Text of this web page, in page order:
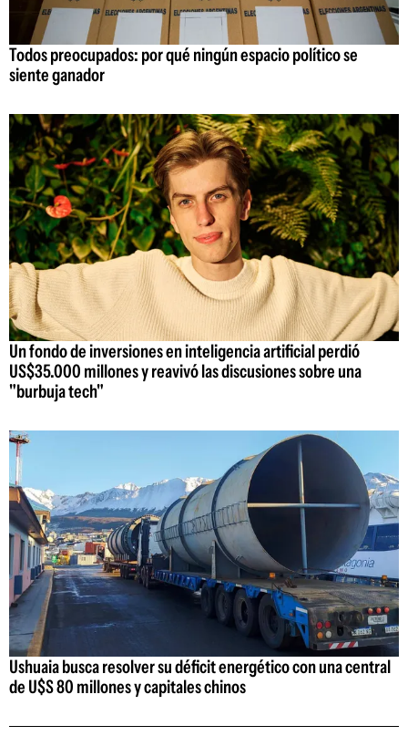
Todos preocupados: por qué ningún espacio político se
siente ganador
Un fondo de inversiones en inteligencia artificial perdió
US$35.000 millones y reavivó las discusiones sobre una
"burbuja tech"
Ushuaia busca resolver su déficit energético con una central
de U$S 80 millones y capitales chinos